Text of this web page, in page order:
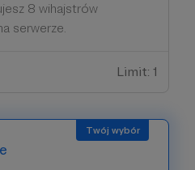
8 wihajstrów
serwerze.
Limit: 1